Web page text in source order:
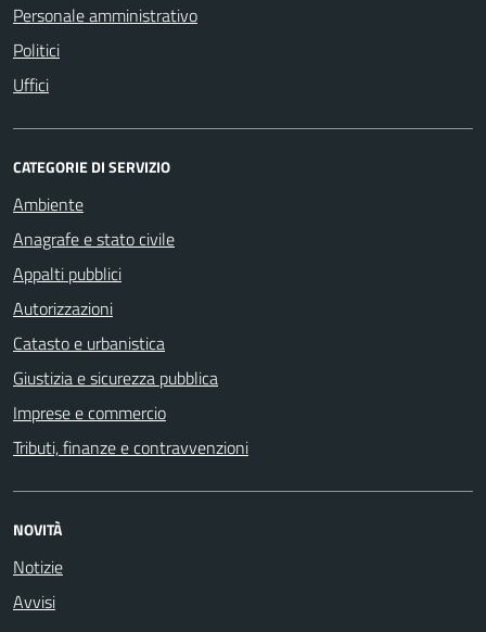
Personale amministrativo
Politici
Uffici
CATEGORIE DI SERVIZIO
Ambiente
Anagrafe e stato civile
Appalti pubblici
Autorizzazioni
Catasto e urbanistica
Giustizia e sicurezza pubblica
Imprese e commercio
Tributi, finanze e contravvenzioni
NOVITÀ
Notizie
Avvisi